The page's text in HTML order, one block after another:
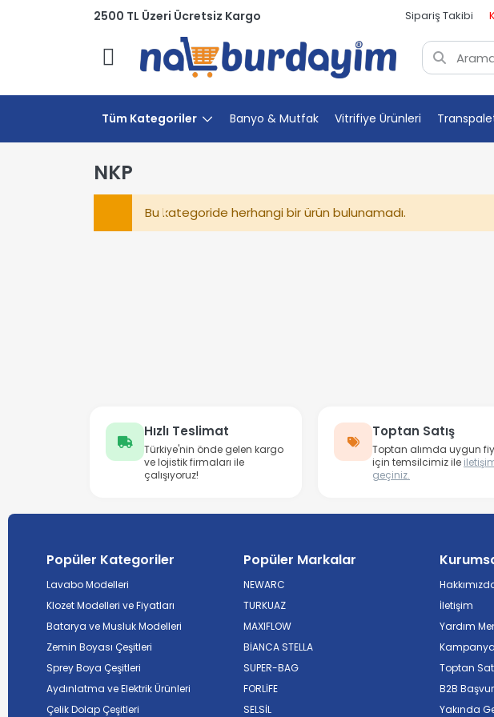
2500 TL Üzeri Ücretsiz Kargo Sipariş Takibi
Menü
Tüm Kategoriler Banyo & Mutfak Vitrifiye Ürünleri
NKP
Bu kategoride herhangi bir ürün bulunamadı.
Hızlı Teslimat
Türkiye'nin önde gelen kargo
ve lojistik firmaları ile
çalışıyoruz!
Toptan Satış
Toptan alımda uygun
için temsilcimiz ile
geçiniz.
Popüler Kategoriler
Lavabo Modelleri
Klozet Modelleri ve Fiyatları
Batarya ve Musluk Modelleri
Zemin Boyası Çeşitleri
Sprey Boya Çeşitleri
Aydınlatma ve Elektrik Ürünleri
Çelik Dolap Çeşitleri
Popüler Markalar
NEWARC
TURKUAZ
MAXIFLOW
BİANCA STELLA
SUPER-BAG
FORLİFE
SELSİL
İletişim
Yardım
Toptan
B2B
Yakında